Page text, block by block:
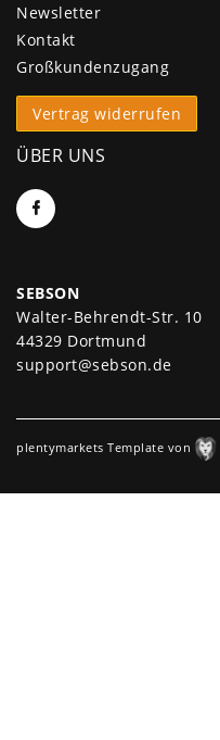
Newsletter
Kontakt
Großkundenzugang
Vertrag widerrufen
ÜBER UNS
SEBSON
Walter-Behrendt-Str. 10
44329 Dortmund
support@sebson.de
plentymarkets Template von